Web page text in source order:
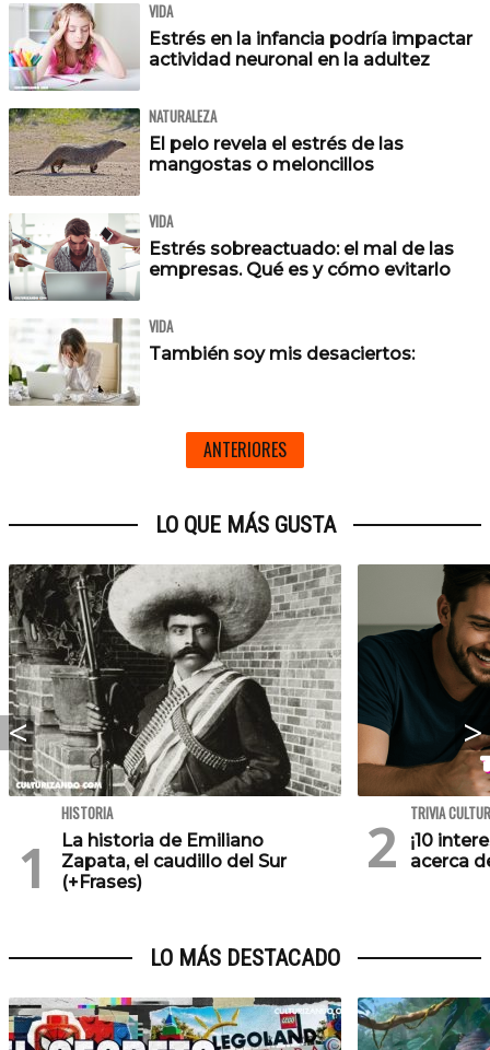
VIDA
Estrés en la infancia podría impactar
actividad neuronal en la adultez
NATURALEZA
El pelo revela el estrés de las
mangostas o meloncillos
VIDA
Estrés sobreactuado: el mal de las
empresas. Qué es y cómo evitarlo
VIDA
También soy mis desaciertos:
ANTERIORES
LO QUE MÁS GUSTA
HISTORIA
La historia de Emiliano
Zapata, el caudillo del Sur
(+Frases)
TRIVIA
¡10
acerca
LO MÁS DESTACADO